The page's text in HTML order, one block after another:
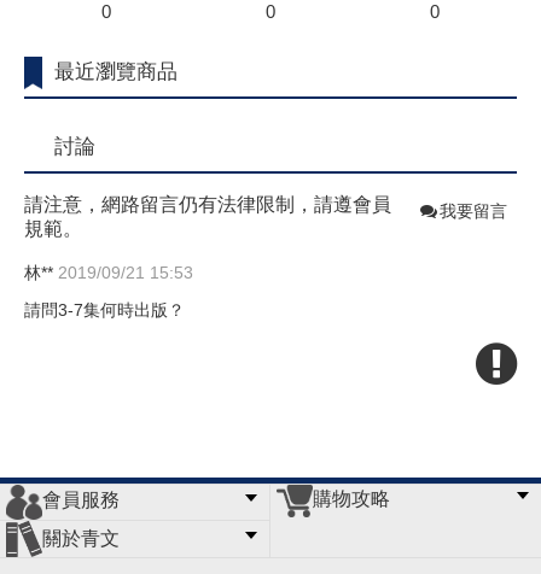
0
0
0
最近瀏覽商品
討論
請注意，網路留言仍有法律限制，請遵會員
規範。
我要留言
林** 2019/09/21 15:53
請問3-7集何時出版？
會員服務
會員辦法
客服信箱
隱私條款
網站導覽
購物攻略
關於青文